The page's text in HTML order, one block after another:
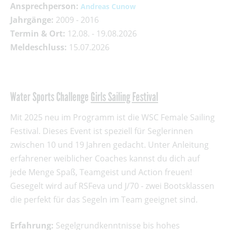
Ansprechperson: Andreas Cunow
Jahrgänge: 2009 - 2016
Termin & Ort: 12.08. - 19.08.2026
Meldeschluss: 15.07.2026
Water Sports Challenge Girls Sailing Festival
Mit 2025 neu im Programm ist die WSC Female Sailing
Festival. Dieses Event ist speziell für Seglerinnen
zwischen 10 und 19 Jahren gedacht. Unter Anleitung
erfahrener weiblicher Coaches kannst du dich auf
jede Menge Spaß, Teamgeist und Action freuen!
Gesegelt wird auf RSFeva und J/70 - zwei Bootsklassen
die perfekt für das Segeln im Team geeignet sind.
Erfahrung: Segelgrundkenntnisse bis hohes